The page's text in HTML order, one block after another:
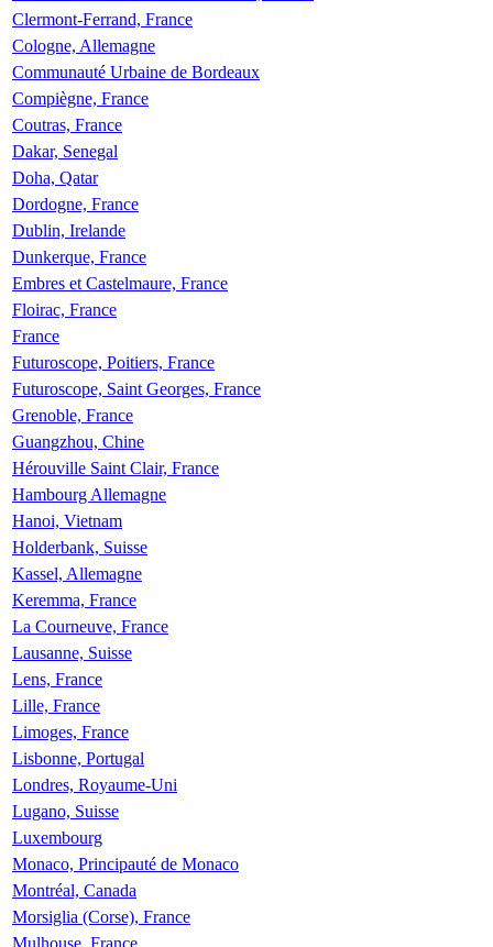
Clermont-Ferrand, France
Cologne, Allemagne
Communauté Urbaine de Bordeaux
Compiègne, France
Coutras, France
Dakar, Senegal
Doha, Qatar
Dordogne, France
Dublin, Irelande
Dunkerque, France
Embres et Castelmaure, France
Floirac, France
France
Futuroscope, Poitiers, France
Futuroscope, Saint Georges, France
Grenoble, France
Guangzhou, Chine
Hérouville Saint Clair, France
Hambourg Allemagne
Hanoi, Vietnam
Holderbank, Suisse
Kassel, Allemagne
Keremma, France
La Courneuve, France
Lausanne, Suisse
Lens, France
Lille, France
Limoges, France
Lisbonne, Portugal
Londres, Royaume-Uni
Lugano, Suisse
Luxembourg
Monaco, Principauté de Monaco
Montréal, Canada
Morsiglia (Corse), France
Mulhouse, France